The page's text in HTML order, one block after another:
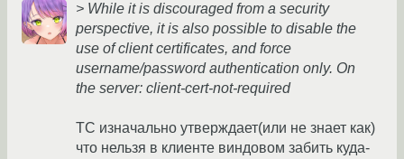
> While it is discouraged from a security
perspective, it is also possible to disable the
use of client certificates, and force
username/password authentication only. On
the server: client-cert-not-required
ТС изначально утверждает(или не знает как)
что нельзя в клиенте виндовом забить куда-